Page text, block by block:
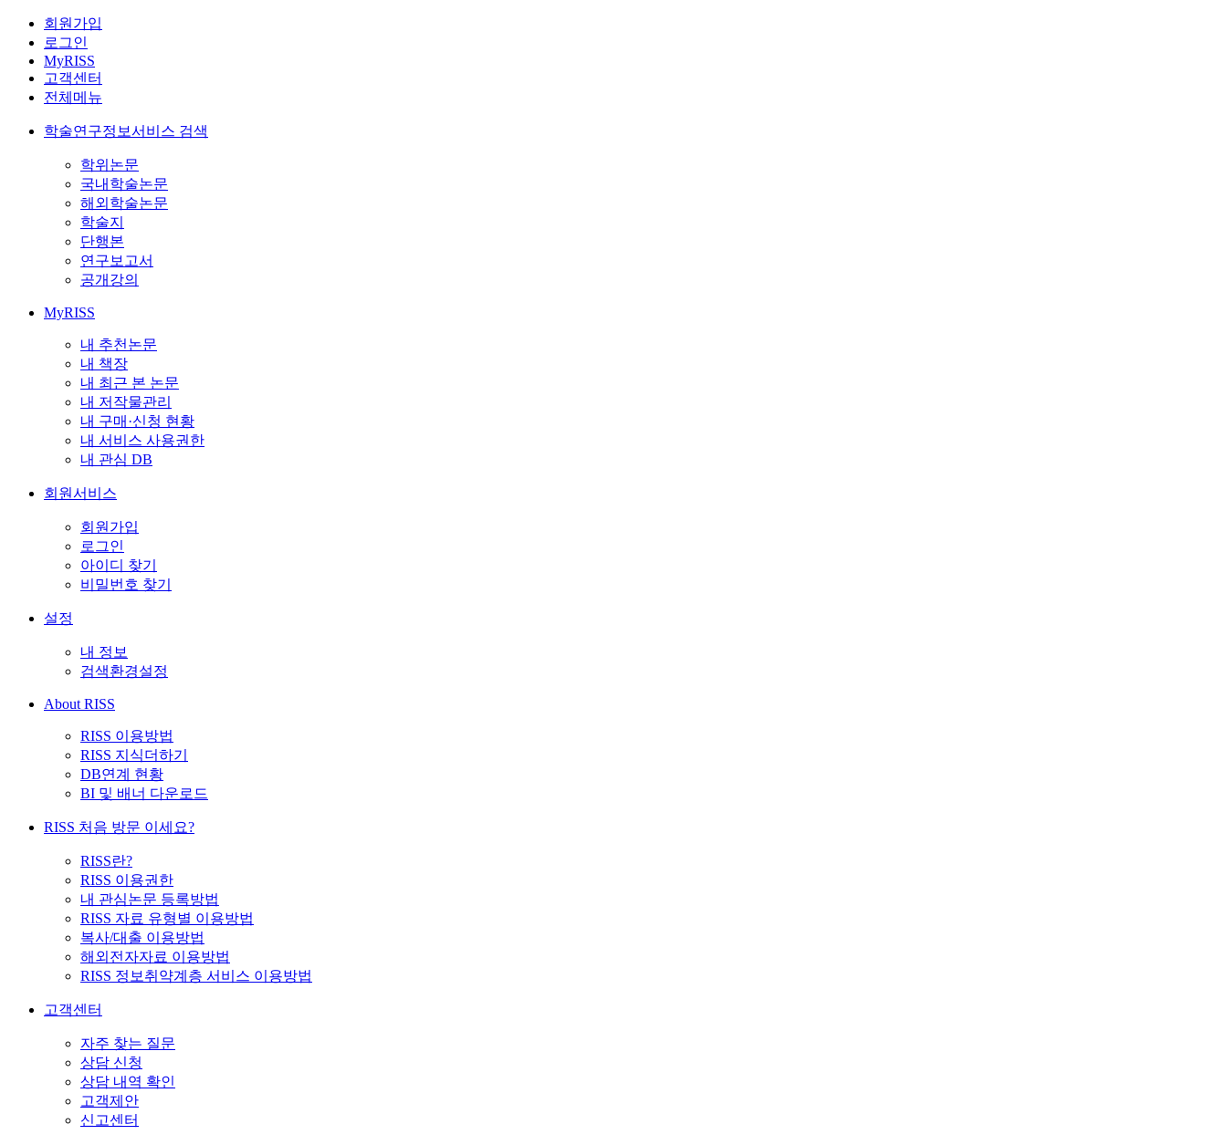
회원가입
로그인
MyRISS
고객센터
전체메뉴
학술연구정보서비스 검색
학위논문
국내학술논문
해외학술논문
학술지
단행본
연구보고서
공개강의
MyRISS
내 추천논문
내 책장
내 최근 본 논문
내 저작물관리
내 구매·신청 현황
내 서비스 사용권한
내 관심 DB
회원서비스
회원가입
로그인
아이디 찾기
비밀번호 찾기
설정
내 정보
검색환경설정
About RISS
RISS 이용방법
RISS 지식더하기
DB연계 현황
BI 및 배너 다운로드
RISS 처음 방문 이세요?
RISS란?
RISS 이용권한
내 관심논문 등록방법
RISS 자료 유형별 이용방법
복사/대출 이용방법
해외전자자료 이용방법
RISS 정보취약계층 서비스 이용방법
고객센터
자주 찾는 질문
상담 신청
상담 내역 확인
고객제안
신고센터